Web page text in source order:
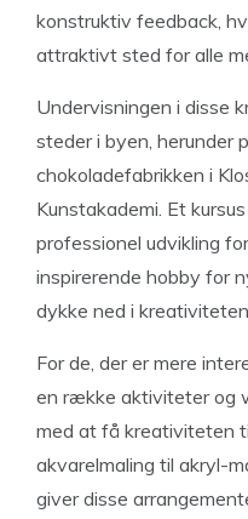
konstruktiv feedback,
attraktivt sted for alle
Undervisningen i disse
steder i byen, herunder
chokoladefabrikken i
Kunstakademi. Et
professionel udvikling
inspirerende hobby for
dykke ned i
For de, der er mere
en række aktiviteter og
med at få kreativiteten
akvarelmaling til akryl-
giver disse